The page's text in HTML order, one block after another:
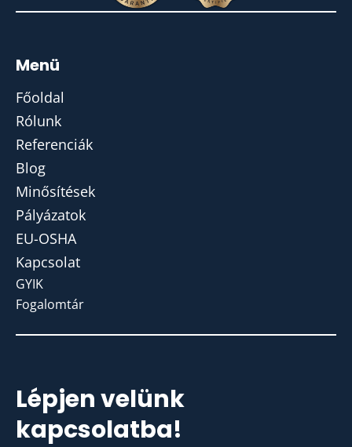
Menü
Főoldal
Rólunk
Referenciák
Blog
Minősítések
Pályázatok
EU-OSHA
Kapcsolat
GYIK
Fogalomtár
Lépjen velünk
kapcsolatba!